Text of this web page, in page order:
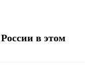
в этом